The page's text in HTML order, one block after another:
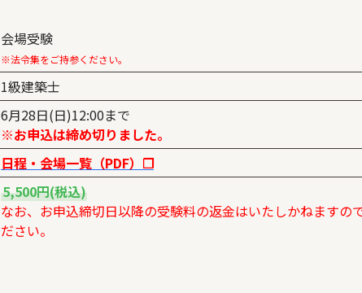
会場受験
※法令集をご持参ください。
1級建築士
6月28日(日)12:00まで
※お申込は締め切りました。
日程・会場一覧（PDF）❐
5,500円(税込)
なお、お申込締切日以降の受験料の返金はいたしかねますの
ださい。